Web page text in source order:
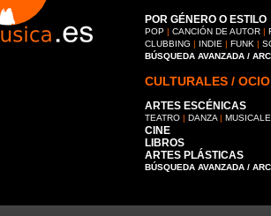
POR GÉNERO O ESTILO
POP | CANCIÓN DE AUTOR |
CLUBBING | INDIE | FUNK |
BÚSQUEDA AVANZADA /
CULTURALES / OCIO
ARTES ESCÉNICAS
TEATRO | DANZA |
CINE
LIBROS
ARTES PLÁSTICAS
BÚSQUEDA AVANZADA /